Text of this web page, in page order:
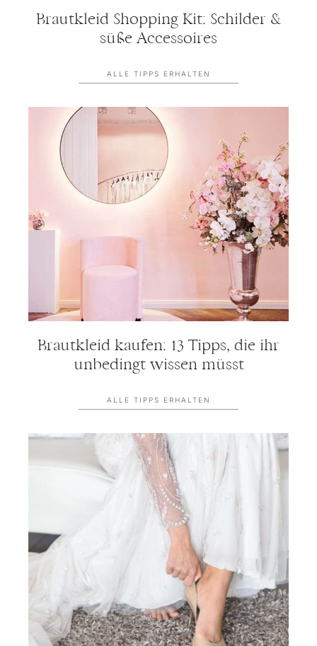
Brautkleid Shopping Kit: Schilder &
süße Accessoires
ALLE TIPPS ERHALTEN
Brautkleid kaufen: 13 Tipps, die ihr
unbedingt wissen müsst
ALLE TIPPS ERHALTEN